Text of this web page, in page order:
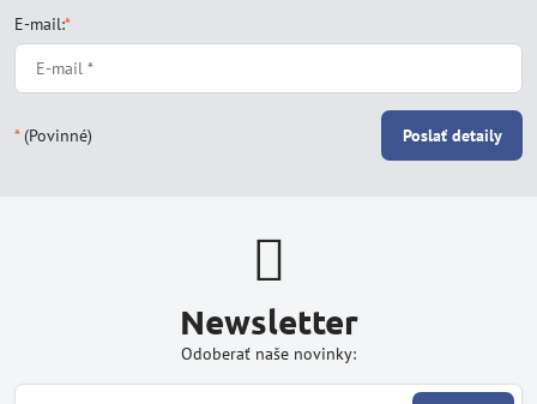
E-mail:*
*(Povinné) Poslať detaily
Newsletter
Odoberať naše novinky: